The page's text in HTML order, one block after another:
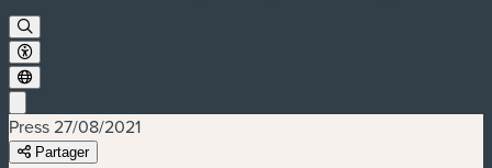
Press27/08/2021
Partager